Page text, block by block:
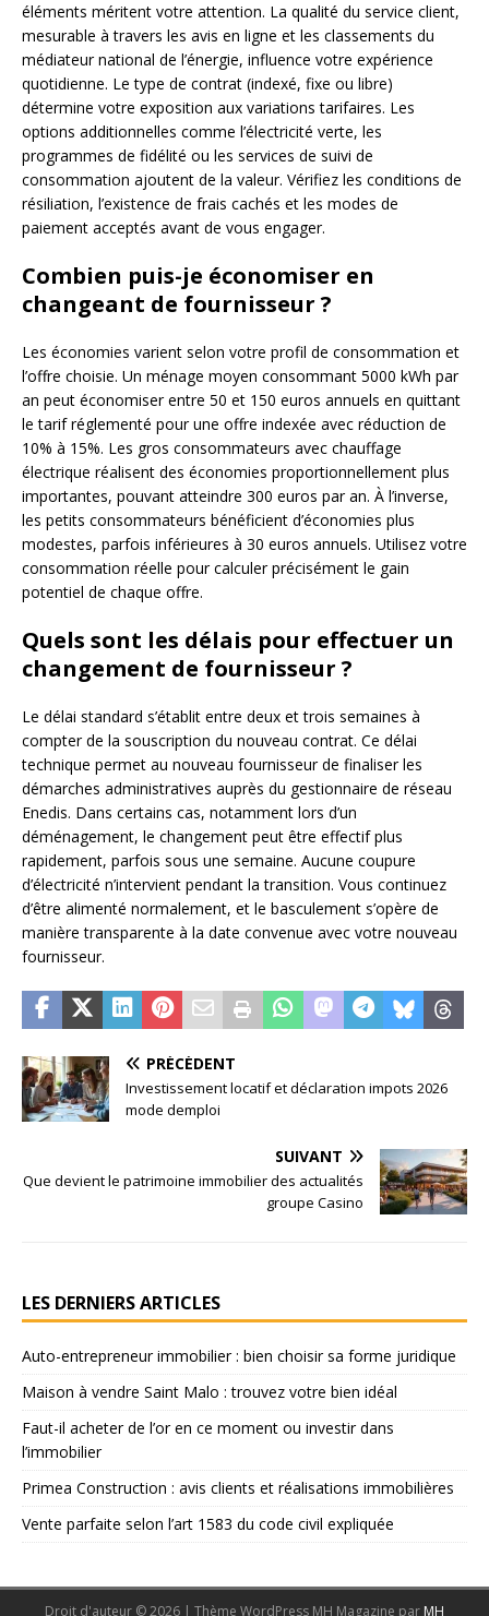
éléments méritent votre attention. La qualité du service client,
mesurable à travers les avis en ligne et les classements du
médiateur national de l’énergie, influence votre expérience
quotidienne. Le type de contrat (indexé, fixe ou libre)
détermine votre exposition aux variations tarifaires. Les
options additionnelles comme l’électricité verte, les
programmes de fidélité ou les services de suivi de
consommation ajoutent de la valeur. Vérifiez les conditions de
résiliation, l’existence de frais cachés et les modes de
paiement acceptés avant de vous engager.
Combien puis-je économiser en
changeant de fournisseur ?
Les économies varient selon votre profil de consommation et
l’offre choisie. Un ménage moyen consommant 5000 kWh par
an peut économiser entre 50 et 150 euros annuels en quittant
le tarif réglementé pour une offre indexée avec réduction de
10% à 15%. Les gros consommateurs avec chauffage
électrique réalisent des économies proportionnellement plus
importantes, pouvant atteindre 300 euros par an. À l’inverse,
les petits consommateurs bénéficient d’économies plus
modestes, parfois inférieures à 30 euros annuels. Utilisez votre
consommation réelle pour calculer précisément le gain
potentiel de chaque offre.
Quels sont les délais pour effectuer un
changement de fournisseur ?
Le délai standard s’établit entre deux et trois semaines à
compter de la souscription du nouveau contrat. Ce délai
technique permet au nouveau fournisseur de finaliser les
démarches administratives auprès du gestionnaire de réseau
Enedis. Dans certains cas, notamment lors d’un
déménagement, le changement peut être effectif plus
rapidement, parfois sous une semaine. Aucune coupure
d’électricité n’intervient pendant la transition. Vous continuez
d’être alimenté normalement, et le basculement s’opère de
manière transparente à la date convenue avec votre nouveau
fournisseur.
PRÉCÉDENT
Investissement locatif et déclaration impots 2026
mode demploi
SUIVANT
Que devient le patrimoine immobilier des actualités
groupe Casino
LES DERNIERS ARTICLES
Auto-entrepreneur immobilier : bien choisir sa forme juridique
Maison à vendre Saint Malo : trouvez votre bien idéal
Faut-il acheter de l’or en ce moment ou investir dans
l’immobilier
Primea Construction : avis clients et réalisations immobilières
Vente parfaite selon l’art 1583 du code civil expliquée
Droit d'auteur © 2026 | Thème WordPress MH Magazine par MH